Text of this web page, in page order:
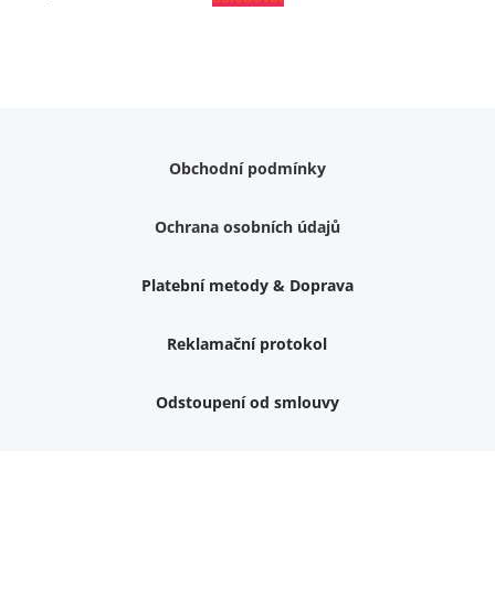
Obchodní podmínky
Ochrana osobních údajů
Platební metody & Doprava
Reklamační protokol
Odstoupení od smlouvy